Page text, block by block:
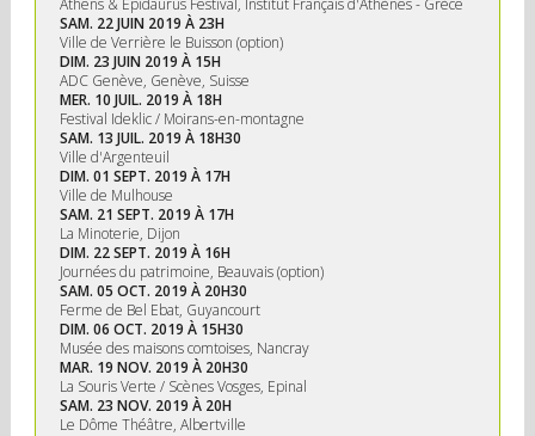
SAM. 22 JUIN 2019 À 23H
Ville de Verrière le Buisson (option)
DIM. 23 JUIN 2019 À 15H
ADC Genève, Genève, Suisse
MER. 10 JUIL. 2019 À 18H
Festival Ideklic / Moirans-en-montagne
SAM. 13 JUIL. 2019 À 18H30
Ville d'Argenteuil
DIM. 01 SEPT. 2019 À 17H
Ville de Mulhouse
SAM. 21 SEPT. 2019 À 17H
La Minoterie, Dijon
DIM. 22 SEPT. 2019 À 16H
Journées du patrimoine, Beauvais (option)
SAM. 05 OCT. 2019 À 20H30
Ferme de Bel Ebat, Guyancourt
DIM. 06 OCT. 2019 À 15H30
Musée des maisons comtoises, Nancray
MAR. 19 NOV. 2019 À 20H30
La Souris Verte / Scènes Vosges, Epinal
SAM. 23 NOV. 2019 À 20H
Le Dôme Théâtre, Albertville